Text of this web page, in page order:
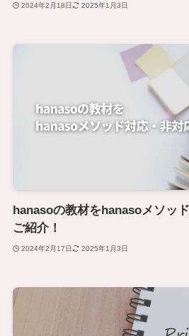
2024年2月18日 2025年1月3日
hanasoの教材をhanasoメソッ
ご紹介！
2024年2月17日 2025年1月3日